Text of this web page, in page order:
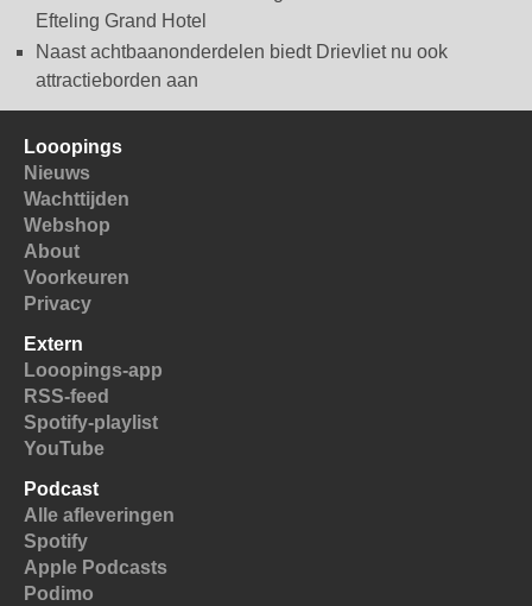
Efteling Grand Hotel
Naast achtbaanonderdelen biedt Drievliet nu ook
attractieborden aan
Looopings
Nieuws
Wachttijden
Webshop
About
Voorkeuren
Privacy
Extern
Looopings-app
RSS-feed
Spotify-playlist
YouTube
Podcast
Alle afleveringen
Spotify
Apple Podcasts
Podimo